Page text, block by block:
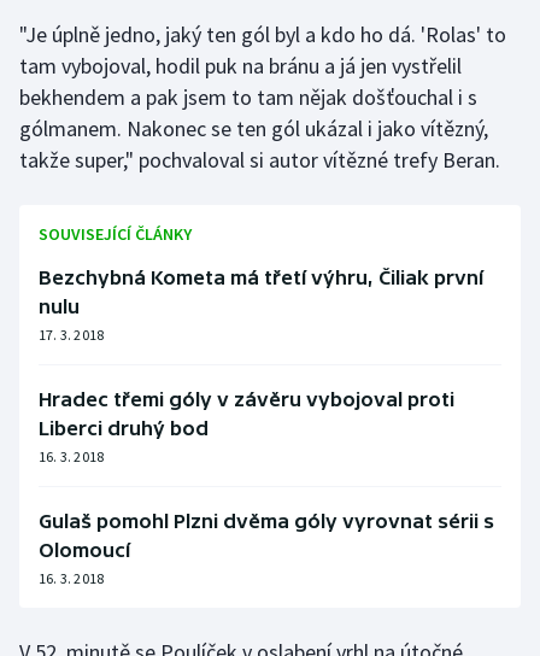
"Je úplně jedno, jaký ten gól byl a kdo ho dá. 'Rolas' to
tam vybojoval, hodil puk na bránu a já jen vystřelil
bekhendem a pak jsem to tam nějak došťouchal i s
gólmanem. Nakonec se ten gól ukázal i jako vítězný,
takže super," pochvaloval si autor vítězné trefy Beran.
SOUVISEJÍCÍ ČLÁNKY
Bezchybná Kometa má třetí výhru, Čiliak první
nulu
17. 3. 2018
Hradec třemi góly v závěru vybojoval proti
Liberci druhý bod
16. 3. 2018
Gulaš pomohl Plzni dvěma góly vyrovnat sérii s
Olomoucí
16. 3. 2018